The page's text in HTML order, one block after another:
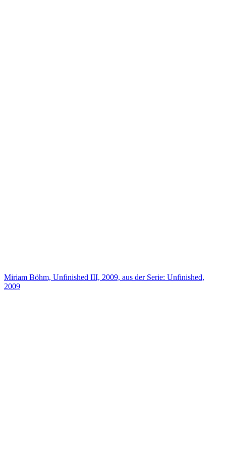
Miriam Böhm, Unfinished III, 2009, aus der Serie: Unfinished,
2009